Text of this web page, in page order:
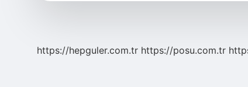
https://hepguler.com.tr https://posu.com.tr